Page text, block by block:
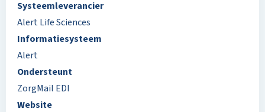
Systeemleverancier
Alert Life Sciences
Informatiesysteem
Alert
Ondersteunt
ZorgMail EDI
Website